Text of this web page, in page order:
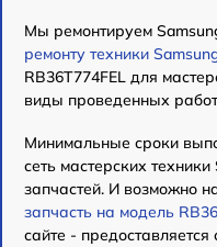
Мы ремонтируем
ремонту техники
RB36T774FEL для
виды проведенных
Минимальные сроки
сеть мастерских
запчастей. И возможно
запчасть на модель
сайте -